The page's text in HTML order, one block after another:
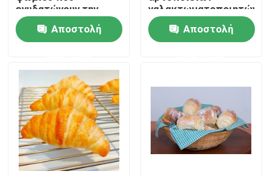
Προϊόντα
Βίντεο
VR παρουσιάστε
Σχετικά με εμάς
Γύρος εργοστασίων
ενυδατώνουν την
κρέμα 5kg ή 20kg ανά
βαρέλι Αποστολή
γαλακτωματοποιητών
ψωμιού HALAL
Αποστολή